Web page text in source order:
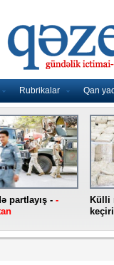
Rubrikalar Qan
partlayış - -
Külli